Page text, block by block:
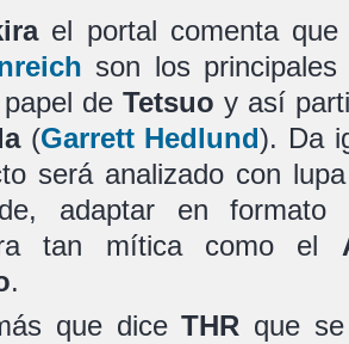
el portal comenta
son los
de Tetsuo y así
(Garrett Hedlund). Da
será analizado con
adaptar en formato
tan mítica como el
.
que diceTHR que